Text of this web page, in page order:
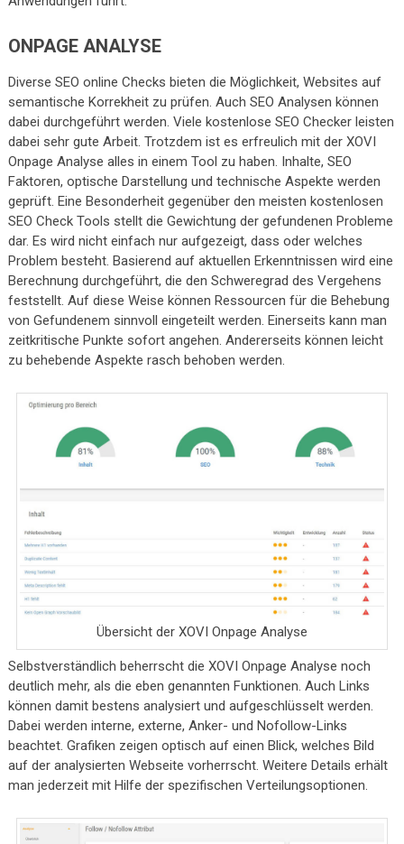
ONPAGE ANALYSE
Diverse SEO online Checks bieten die Möglichkeit, Websites auf
semantische Korrekheit zu prüfen. Auch SEO Analysen können
dabei durchgeführt werden. Viele kostenlose SEO Checker leisten
dabei sehr gute Arbeit. Trotzdem ist es erfreulich mit der XOVI
Onpage Analyse alles in einem Tool zu haben. Inhalte, SEO
Faktoren, optische Darstellung und technische Aspekte werden
geprüft. Eine Besonderheit gegenüber den meisten kostenlosen
SEO Check Tools stellt die Gewichtung der gefundenen Probleme
dar. Es wird nicht einfach nur aufgezeigt, dass oder welches
Problem besteht. Basierend auf aktuellen Erkenntnissen wird eine
Berechnung durchgeführt, die den Schweregrad des Vergehens
feststellt. Auf diese Weise können Ressourcen für die Behebung
von Gefundenem sinnvoll eingeteilt werden. Einerseits kann man
zeitkritische Punkte sofort angehen. Andererseits können leicht
zu behebende Aspekte rasch behoben werden.
Übersicht der XOVI Onpage Analyse
Selbstverständlich beherrscht die XOVI Onpage Analyse noch
deutlich mehr, als die eben genannten Funktionen. Auch Links
können damit bestens analysiert und aufgeschlüsselt werden.
Dabei werden interne, externe, Anker- und Nofollow-Links
beachtet. Grafiken zeigen optisch auf einen Blick, welches Bild
auf der analysierten Webseite vorherrscht. Weitere Details erhält
man jederzeit mit Hilfe der spezifischen Verteilungsoptionen.